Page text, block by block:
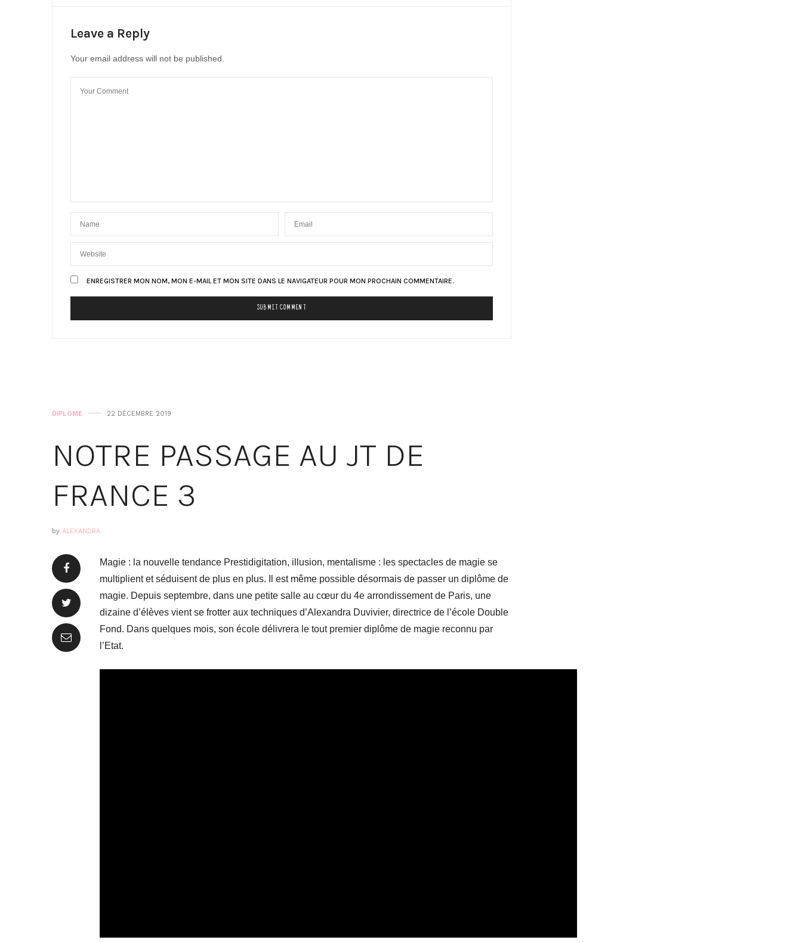
Leave a Reply
Your email address will not be published.
ENREGISTRER MON NOM, MON E-MAIL ET MON SITE DANS LE NAVIGATEUR POUR MON PROCHAIN COMMENTAIRE.
DIPLOME 22 DÉCEMBRE 2019
NOTRE PASSAGE AU JT DE
FRANCE 3
by ALEXANDRA
Magie : la nouvelle tendance Prestidigitation, illusion, mentalisme : les spectacles de magie se
multiplient et séduisent de plus en plus. Il est même possible désormais de passer un diplôme de
magie. Depuis septembre, dans une petite salle au cœur du 4e arrondissement de Paris, une
dizaine d’élèves vient se frotter aux techniques d’Alexandra Duvivier, directrice de l’école Double
Fond. Dans quelques mois, son école délivrera le tout premier diplôme de magie reconnu par
l’Etat.